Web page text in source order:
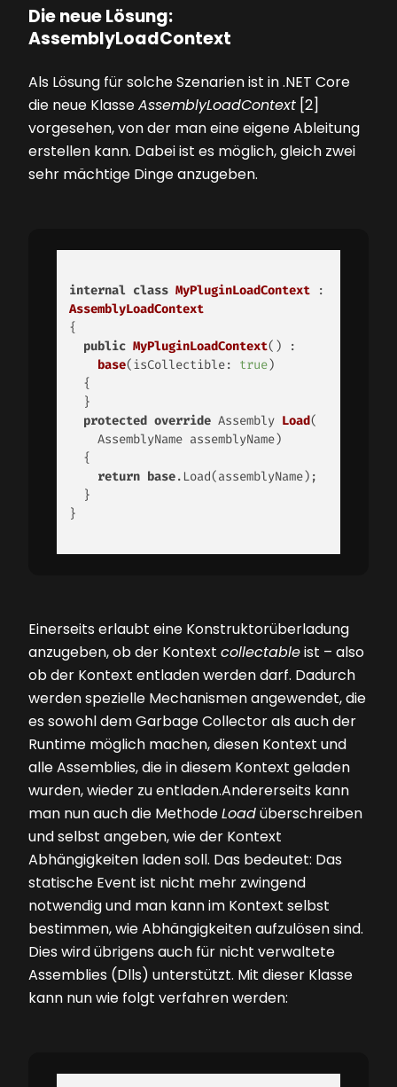
Die neue Lösung:
AssemblyLoadContext
Als Lösung für solche Szenarien ist in .NET Core
die neue KlasseAssemblyLoadContext [2]
vorgesehen, von der man eine eigene Ableitung
erstellen kann. Dabei ist es möglich, gleich zwei
sehr mächtige Dinge anzugeben.
internal class MyPluginLoadContext
AssemblyLoadContext
{
public MyPluginLoadContext() :
base(isCollectible: true)
protected override Assembly Load(
    AssemblyName assemblyName
)
return base.Load(assemblyName);
}
Einerseits erlaubt eine Konstruktorüberladung
anzugeben, ob der Kontext collectableist – also
ob der Kontext entladen werden darf. Dadurch
werden spezielle Mechanismen angewendet, die
es sowohl dem Garbage Collector als auch der
Runtime möglich machen, diesen Kontext und
alle Assemblies, die in diesem Kontext geladen
wurden, wieder zu entladen.Andererseits kann
man nun auch die MethodeLoadüberschreiben
und selbst angeben, wie der Kontext
Abhängigkeiten laden soll. Das bedeutet: Das
statische Event ist nicht mehr zwingend
notwendig und man kann im Kontext selbst
bestimmen, wie Abhängigkeiten aufzulösen sind.
Dies wird übrigens auch für nicht verwaltete
Assemblies (Dlls) unterstützt. Mit dieser Klasse
kann nun wie folgt verfahren werden: